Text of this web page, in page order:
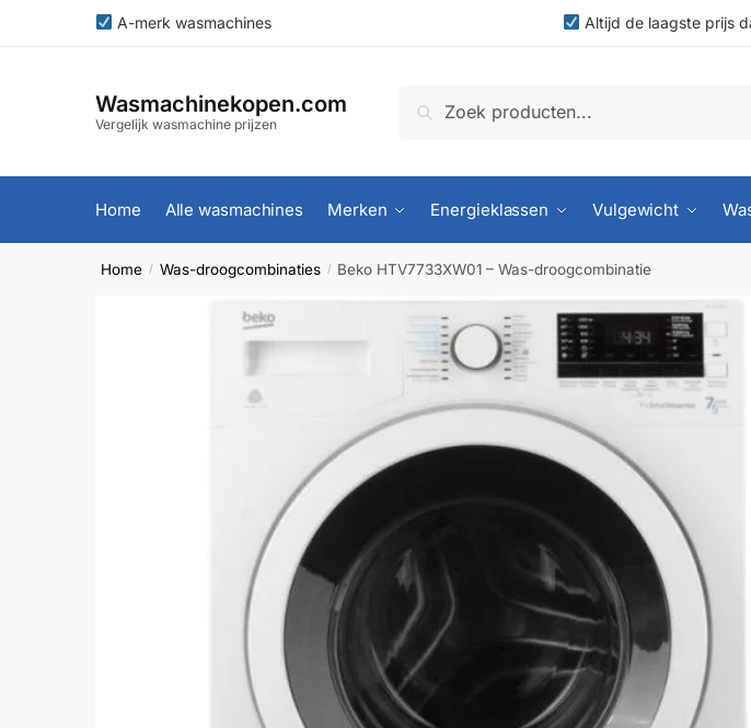
A-merk wasmachines Altijd de laagste prijs
Wasmachinekopen.com
Vergelijk wasmachine prijzen
naar:
Zoeken
Home Alle wasmachines Merken Energieklassen Vulgewicht
Home / Was-droogcombinaties / Beko HTV7733XW01 – Was-droogcombinatie